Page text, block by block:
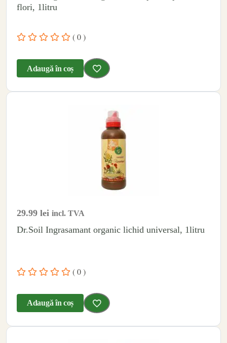
flori, 1litru
( 0 )
Adaugă în coș
29.99 lei incl. TVA
Dr.Soil Ingrasamant organic lichid universal, 1litru
( 0 )
Adaugă în coș